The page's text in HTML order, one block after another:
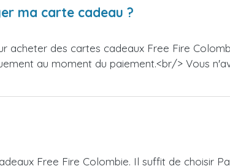
ma carte cadeau ?
acheter des cartes cadeaux Free Fire
au moment du paiement.<br/> Vous
Free Fire Colombie. Il suffit de choisir